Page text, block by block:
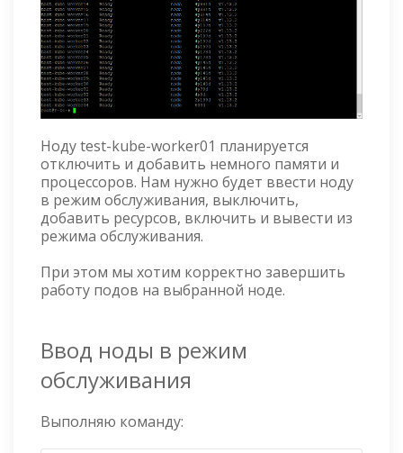
Ноду test-kube-worker01 планируется
отключить и добавить немного памяти и
процессоров. Нам нужно будет ввести ноду
в режим обслуживания, выключить,
добавить ресурсов, включить и вывести из
режима обслуживания.
При этом мы хотим корректно завершить
работу подов на выбранной ноде.
Ввод ноды в режим
обслуживания
Выполняю команду: